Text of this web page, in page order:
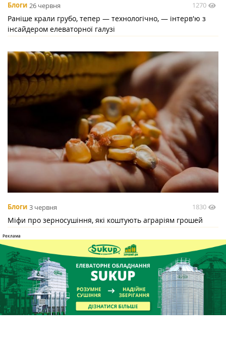
Блоги 26 червня 1270
Раніше крали грубо, тепер — технологічно, — інтерв'ю з
інсайдером елеваторної галузі
Блоги 3 червня 1830
Міфи про зерносушіння, які коштують аграріям грошей